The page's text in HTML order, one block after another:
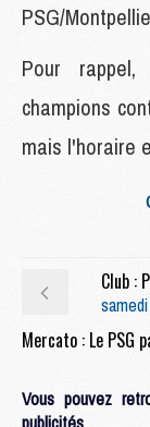
PSG/
Pour
champions
mais l'horaire
Club :
Vous pouvez
publicités.